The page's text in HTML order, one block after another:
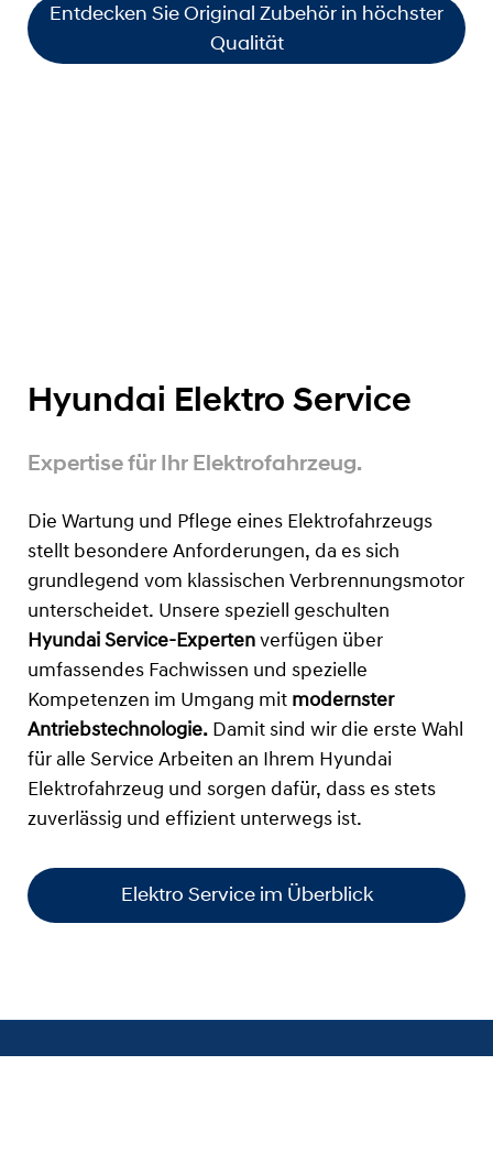
Entdecken Sie Original Zubehör in höchster
Qualität
Hyundai Elektro Service
Expertise für Ihr Elektrofahrzeug.
Die Wartung und Pflege eines Elektrofahrzeugs
stellt besondere Anforderungen, da es sich
grundlegend vom klassischen Verbrennungsmotor
unterscheidet. Unsere speziell geschulten
Hyundai Service-Experten verfügen über
umfassendes Fachwissen und spezielle
Kompetenzen im Umgang mit modernster
Antriebstechnologie. Damit sind wir die erste Wahl
für alle Service Arbeiten an Ihrem Hyundai
Elektrofahrzeug und sorgen dafür, dass es stets
zuverlässig und effizient unterwegs ist.
Elektro Service im Überblick